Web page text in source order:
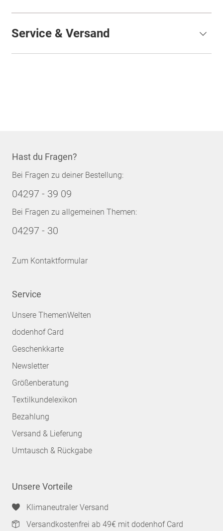
Service & Versand
Hast du Fragen?
Bei Fragen zu deiner Bestellung:
04297 - 39 09
Bei Fragen zu allgemeinen Themen:
04297 - 30
Zum Kontaktformular
Service
Unsere ThemenWelten
dodenhof Card
Geschenkkarte
Newsletter
Größenberatung
Textilkundelexikon
Bezahlung
Versand & Lieferung
Umtausch & Rückgabe
Unsere Vorteile
Klimaneutraler Versand
Versandkostenfrei ab 49€ mit dodenhof Card